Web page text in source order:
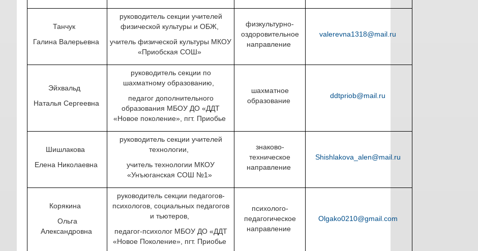
Танчук
Галина Валерьевна
руководитель секции учителей
физической культуры и ОБЖ,
учитель физической культуры МКОУ
«Приобская СОШ»
физкультурно-
оздоровительное
направление
valerevna1318@mail.ru
Эйхвальд
Наталья Сергеевна
руководитель секции по
шахматному образованию,
педагог дополнительного
образования МБОУ ДО «ДДТ
«Новое поколение», пгт. Приобье
шахматное
образование
ddtpriob@mail.ru
Шишлакова
Елена Николаевна
руководитель секции учителей
технологии,
учитель технологии МКОУ
«Унъюганская СОШ №1»
знаково-
техническое
направление
Shishlakova_alen@mail.ru
Корякина
Ольга
Александровна
руководитель секции педагогов-
психологов, социальных педагогов
и тьютеров,
педагог-психолог МБОУ ДО «ДДТ
«Новое Поколение», пгт. Приобье
психолого-
педагогическое
направление
Olgako0210@gmail.com